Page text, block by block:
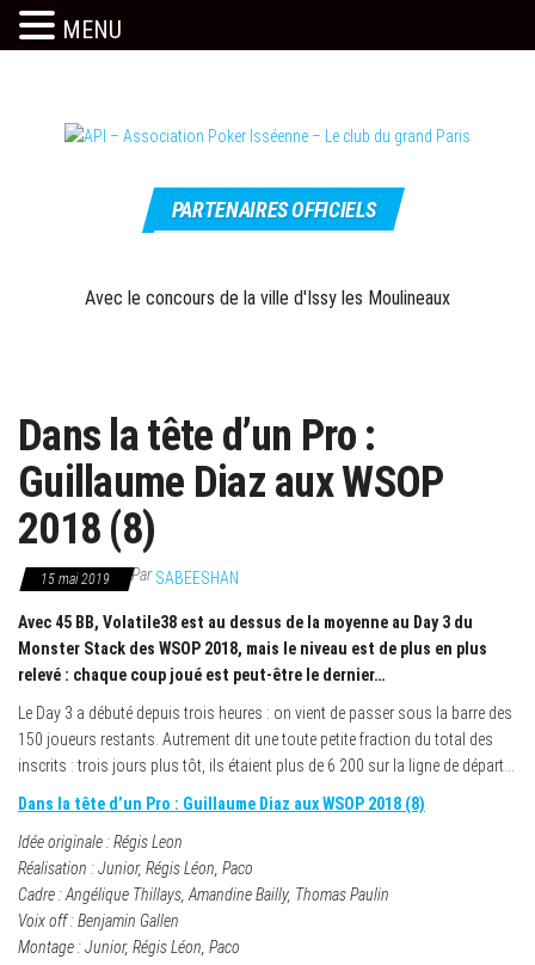
API –
Association
Isséenne –
officiel
PARTENAIRES OFFICIELS
Avec le concours de la ville d'Issy les Moulineaux
Dans la tête d’un Pro :
Guillaume Diaz aux WSOP
2018 (8)
15 mai 2019 ParSABEESHAN
Avec 45 BB, Volatile38 est au dessus de la moyenne au Day 3 du
Monster Stack des WSOP 2018, mais le niveau est de plus en plus
relevé : chaque coup joué est peut-être le dernier…
Le Day 3 a débuté depuis trois heures : on vient de passer sous la barre des
150 joueurs restants. Autrement dit une toute petite fraction du total des
inscrits : trois jours plus tôt, ils étaient plus de 6 200 sur la ligne de départ…
Dans la tête d’un Pro : Guillaume Diaz aux WSOP 2018 (8)
Idée originale : Régis Leon
Réalisation : Junior, Régis Léon, Paco
Cadre : Angélique Thillays, Amandine Bailly, Thomas Paulin
Voix off : Benjamin Gallen
Montage : Junior, Régis Léon, Paco
MENU